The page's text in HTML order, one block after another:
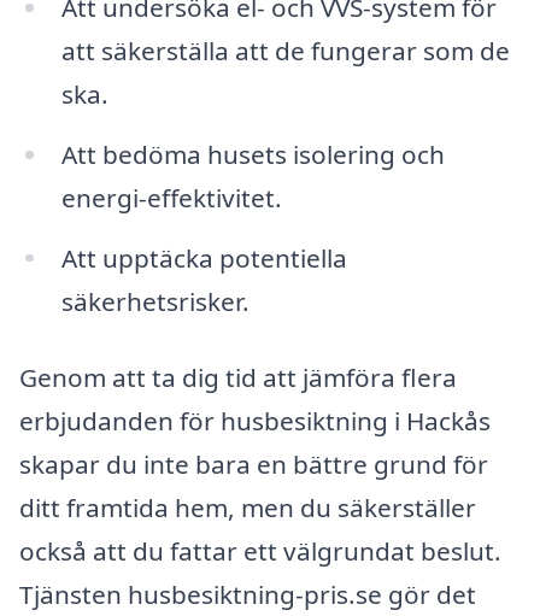
Att undersöka el- och VVS-system för
att säkerställa att de fungerar som de
ska.
Att bedöma husets isolering och
energi-effektivitet.
Att upptäcka potentiella
säkerhetsrisker.
Genom att ta dig tid att jämföra flera
erbjudanden för husbesiktning i Hackås
skapar du inte bara en bättre grund för
ditt framtida hem, men du säkerställer
också att du fattar ett välgrundat beslut.
Tjänsten husbesiktning-pris.se gör det